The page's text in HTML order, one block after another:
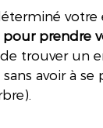
prendre
trouver un
avoir à